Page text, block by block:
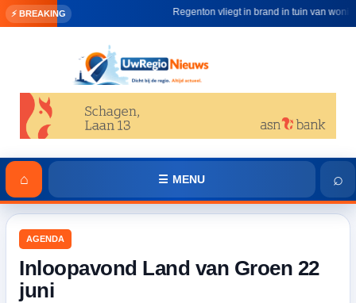
⚡ BREAKING Regenton vliegt in brand in tuin van woning in
⌂ ☰ MENU ⌕
AGENDA
Inloopavond Land van Groen 22
juni